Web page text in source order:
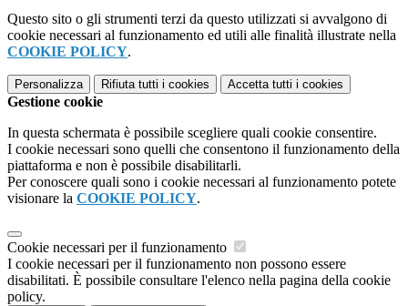
Questo sito o gli strumenti terzi da questo utilizzati si avvalgono di
cookie necessari al funzionamento ed utili alle finalità illustrate nella
COOKIE POLICY.
Personalizza Rifiuta tutti i cookies Accetta tutti i cookies
Gestione cookie
In questa schermata è possibile scegliere quali cookie consentire.
I cookie necessari sono quelli che consentono il funzionamento della
piattaforma e non è possibile disabilitarli.
Per conoscere quali sono i cookie necessari al funzionamento potete
visionare la COOKIE POLICY.
Cookie necessari per il funzionamento
I cookie necessari per il funzionamento non possono essere
disabilitati. È possibile consultare l'elenco nella pagina della cookie
policy.